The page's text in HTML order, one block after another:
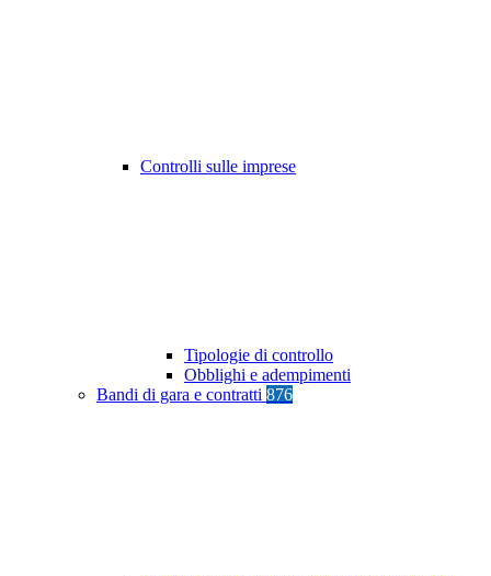
Controlli sulle imprese
Tipologie di controllo
Obblighi e adempimenti
Bandi di gara e contratti 876